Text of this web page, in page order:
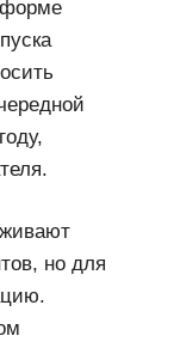
форме
но для